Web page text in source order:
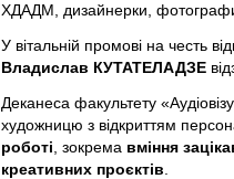
ХДАДМ, дизайнерки,
У вітальній промові на честь
Владислав КУТАТЕЛАДЗЕ
Деканеса факультету
художницю з відкриттям
роботі , зокрема вміння
креативних проєктів